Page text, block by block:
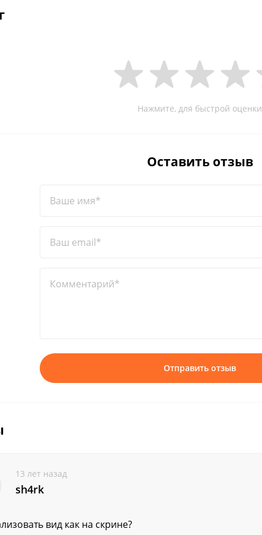
Нажмите, для быстрой оценки
Оставить отзыв
Ваше имя*
Ваш email*
Комментарий*
Отправить отзыв
13 лет назад
sh4rk
вид как на скрине?